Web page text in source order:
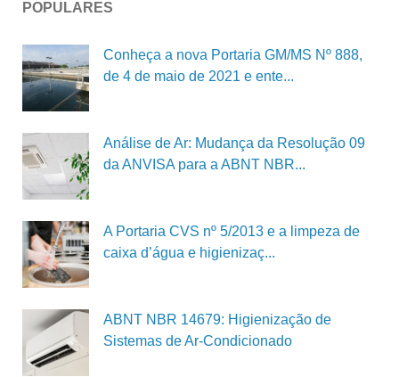
POPULARES
Conheça a nova Portaria GM/MS Nº 888,
de 4 de maio de 2021 e ente...
Análise de Ar: Mudança da Resolução 09
da ANVISA para a ABNT NBR...
A Portaria CVS nº 5/2013 e a limpeza de
caixa d’água e higienizaç...
ABNT NBR 14679: Higienização de
Sistemas de Ar-Condicionado